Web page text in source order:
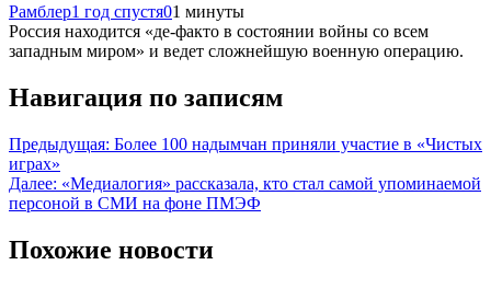
Рамблер1 год спустя01 минуты
Россия находится «де-факто в состоянии войны со всем
западным миром» и ведет сложнейшую военную операцию.
Навигация по записям
Предыдущая: Более 100 надымчан приняли участие в «Чистых
играх»
Далее: «Медиалогия» рассказала, кто стал самой упоминаемой
персоной в СМИ на фоне ПМЭФ
Похожие новости